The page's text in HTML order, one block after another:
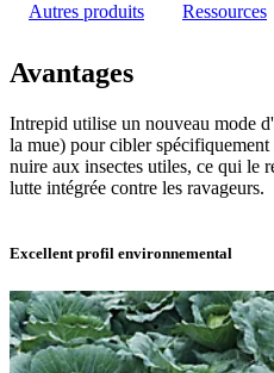
Autres produits Ressources
Avantages
Intrepid utilise un nouveau mode
la mue) pour cibler spécifiquement
nuire aux insectes utiles, ce qui le
lutte intégrée contre les ravageurs.
Excellent profil environnemental